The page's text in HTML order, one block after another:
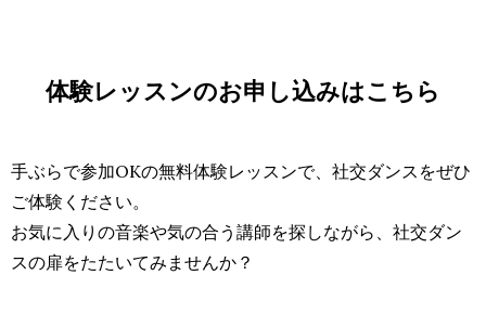
体験レッスンのお申し込みはこちら
手ぶらで参加OKの無料体験レッスンで、社交ダンスをぜひ
ご体験ください。
お気に入りの音楽や気の合う講師を探しながら、社交ダン
スの扉をたたいてみませんか？